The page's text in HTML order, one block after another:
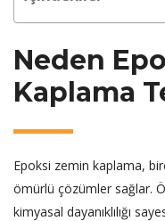
Neden
Kaplama
Epoksi zemin kaplama,
ömürlü çözümler sağlar.
kimyasal dayanıklılığı